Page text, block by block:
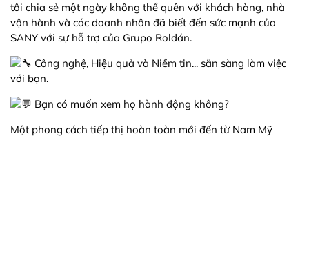
tôi chia sẻ một ngày không thể quên với khách hàng, nhà
vận hành và các doanh nhân đã biết đến sức mạnh của
SANY với sự hỗ trợ của Grupo Roldán.
Công nghệ, Hiệu quả và Niềm tin... sẵn sàng làm việc
với bạn.
Bạn có muốn xem họ hành động không?
Một phong cách tiếp thị hoàn toàn mới đến từ Nam Mỹ